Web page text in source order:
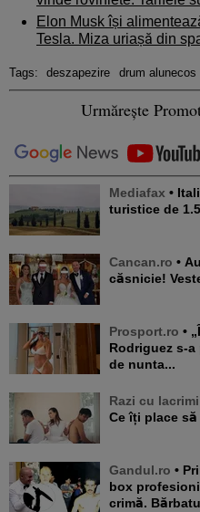
Elon Musk își
Tesla. Miza uriașă din
Tags: deszapezire drum alunecos
Urmărește
Mediafax • Italia inaugurează o rețea de trasee
turistice de
Cancan.ro • Au DIVORȚAT, după 2 ani de
căsnicie!
Prosport.ro • „Îmi iubesc formele”. Georgina
Rodriguez s-
de nunta...
Razi cu lacrimi
Ce îți place
Gandul.ro • Primul român campion mondial la
box
crimă.